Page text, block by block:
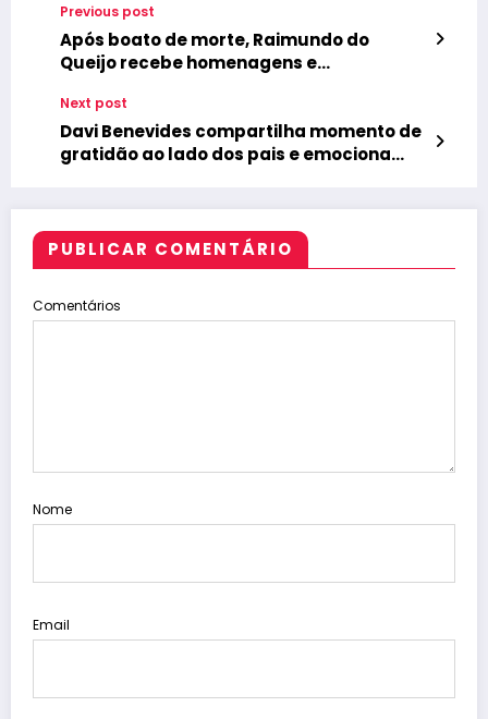
Previous post
Após boato de morte, Raimundo do
Queijo recebe homenagens e
Next post
Davi Benevides compartilha momento de
gratidão ao lado dos pais e emociona
PUBLICAR COMENTÁRIO
Comentários
Nome
Email